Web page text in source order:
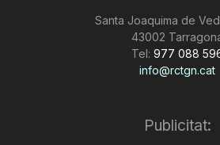
Santa Joaquima de
43002
Tel: 977 088
info@rctgn.cat
Publicitat: